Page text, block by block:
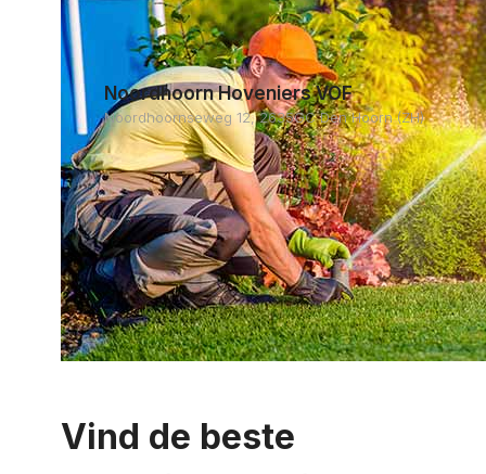
Noordhoorn Hoveniers VOF
Noordhoornseweg 12, 2635GC Den Hoorn (ZH)
Vind de beste